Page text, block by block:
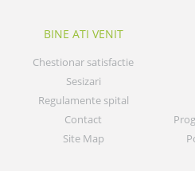
BINE ATI VENIT
Chestionar satisfactie
Sesizari
Regulamente spital
Contact
Site Map